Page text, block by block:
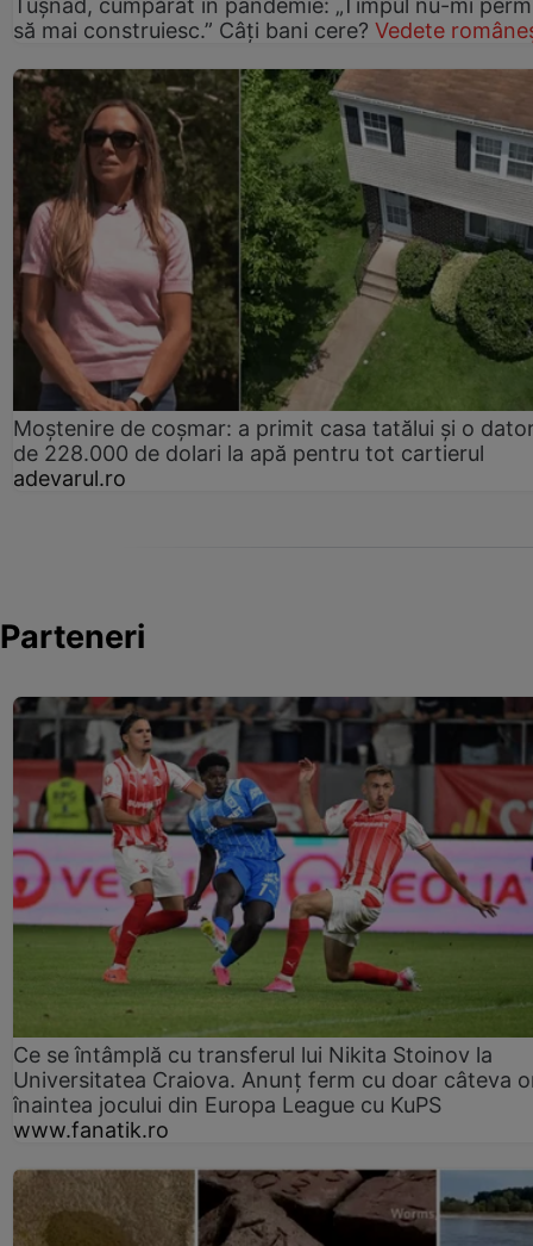
Tușnad, cumpărat în pandemie: „Timpul nu-mi
să mai construiesc.” Câți bani cere? Vedete
Moștenire de coșmar: a primit casa tatălui și o
de 228.000 de dolari la apă pentru tot cartierul
adevarul.ro
Parteneri
Ce se întâmplă cu transferul lui Nikita Stoinov la
Universitatea Craiova. Anunț ferm cu doar câteva
înaintea jocului din Europa League cu KuPS
www.fanatik.ro